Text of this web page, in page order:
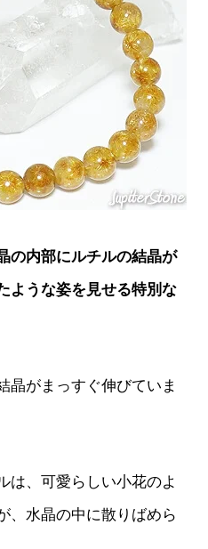
の内部にルチルの結晶が
ような姿を見せる特別な
晶がまっすぐ伸びていま
は、可愛らしい小花のよ
、水晶の中に散りばめら